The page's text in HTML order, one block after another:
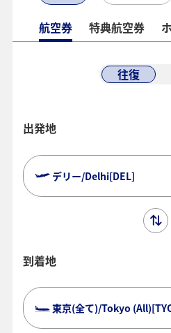
航空券 特典航空券
往復
出発地
デリー/Delhi[DEL]
到着地
東京(全て)/Tokyo